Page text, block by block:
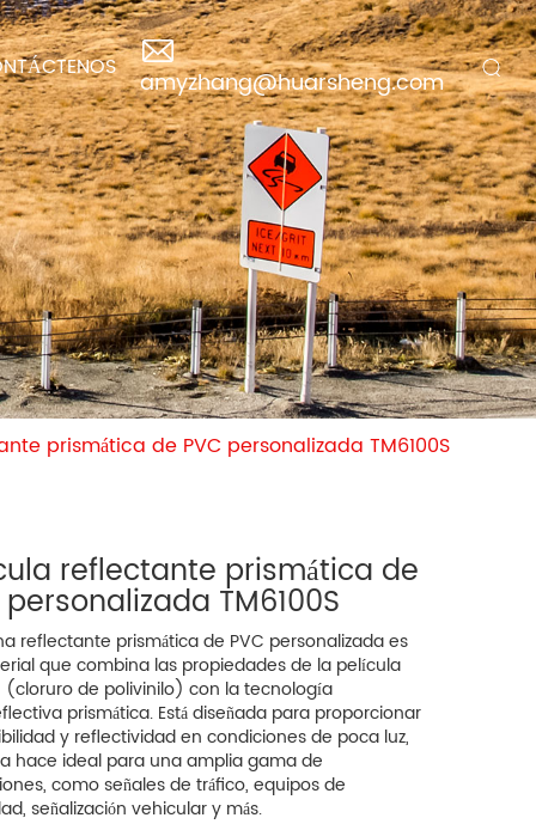
amyzhang@huarsheng.com
prismática de PVC personalizada TM6100S
reflectante prismática de
personalizada TM6100S
reflectante prismática de PVC personalizada es
que combina las propiedades de la película
(cloruro de polivinilo) con la tecnología
prismática. Está diseñada para proporcionar
y reflectividad en condiciones de poca luz,
hace ideal para una amplia gama de
como señales de tráfico, equipos de
señalización vehicular y más.